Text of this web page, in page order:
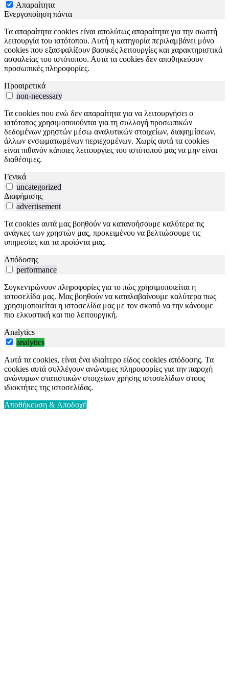
Απαραίτητα
Ενεργοποίηση πάντα
Τα απαραίτητα cookies είναι απολύτως απαραίτητα για την σωστή
λειτουργία του ιστότοπου. Αυτή η κατηγορία περιλαμβάνει μόνο
cookies που εξασφαλίζουν βασικές λειτουργίες και χαρακτηριστικά
ασφαλείας του ιστότοπου. Αυτά τα cookies δεν αποθηκεύουν
προσωπικές πληροφορίες.
Προαιρετικά
non-necessary
Τα cookies που ενώ δεν απαραίτητα για να λειτουργήσει ο
ιστότοπος χρησιμοποιούνται για τη συλλογή προσωπικών
δεδομένων χρηστών μέσω αναλυτικών στοιχείων, διαφημίσεων,
άλλων ενσωματωμένων περιεχομένων. Χωρίς αυτά τα cookies
είναι πιθανόν κάποιες λειτουργίες του ιστότοπού μας να μην είναι
διαθέσιμες.
Γενικά
uncategorized
Διαφήμισης
advertisement
Τα cookies αυτά μας βοηθούν να κατανοήσουμε καλύτερα τις
ανάγκες των χρηστών μας, προκειμένου να βελτιώσουμε τις
υπηρεσίες και τα προϊόντα μας.
Απόδοσης
performance
Συγκεντρώνουν πληροφορίες για το πώς χρησιμοποιείται η
ιστοσελίδα μας. Μας βοηθούν να καταλαβαίνουμε καλύτερα πως
χρησιμοποιείται η ιστοσελίδα μας με τον σκοπό να την κάνουμε
πιο ελκυστική και πιο λειτουργική.
Analytics
analytics
Αυτά τα cookies, είναι ένα ιδιαίτερο είδος cookies απόδοσης. Τα
cookies αυτά συλλέγουν ανώνυμες πληροφορίες για την παροχή
ανώνυμων στατιστικών στοιχείων χρήσης ιστοσελίδων στους
ιδιοκτήτες της ιστοσελίδας.
Αποθήκευση & Αποδοχή